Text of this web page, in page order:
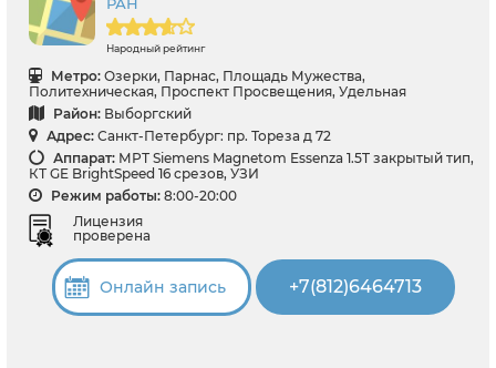
Народный рейтинг
Метро: Озерки, Парнас, Площадь Мужества,
Политехническая, Проспект Просвещения, Удельная
Район: Выборгский
Адрес: Санкт-Петербург: пр. Тореза д 72
Аппарат: МРТ Siemens Magnetom Essenza 1.5T закрытый тип,
КТ GE BrightSpeed 16 срезов, УЗИ
Режим работы: 8:00-20:00
Лицензия
проверена
Онлайн запись +7(812)6464713